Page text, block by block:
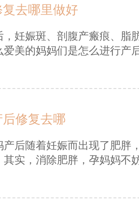
去哪里做好
娠斑、剖腹产瘢痕、脂
爱美的妈妈们是怎么进行产
修复去哪
随着妊娠而出现了肥胖
其实，消除肥胖，孕妈妈不